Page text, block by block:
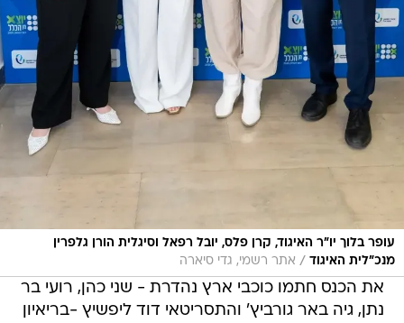
עופר בלוך יו"ר האיגוד, קרן פלס, יובל רפאל וסיגלית הורן גלפרין
מנכ"לית האיגוד / אתר רשמי, גדי סיארה
את הכנס חתמו כוכבי ארץ נהדרת - שני כהן, רועי בר
נתן, גיה באר גורביץ' והתסריטאי דוד ליפשיץ -בריאיון